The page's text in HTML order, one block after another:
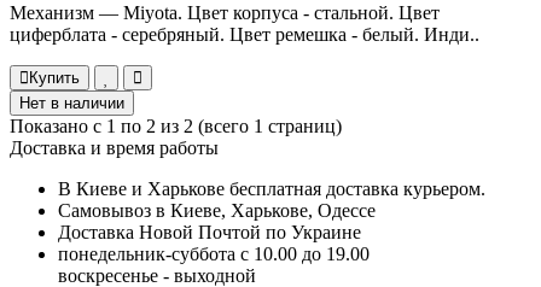
Механизм — Miyota. Цвет корпуса - стальной. Цвет
циферблата - серебряный. Цвет ремешка - белый. Инди..
Купить
Нет в наличии
Показано с 1 по 2 из 2 (всего 1 страниц)
Доставка и время работы
В Киеве и Харькове бесплатная доставка курьером.
Самовывоз в Киеве, Харькове, Одессе
Доставка Новой Почтой по Украине
понедельник-суббота с 10.00 до 19.00
воскресенье - выходной